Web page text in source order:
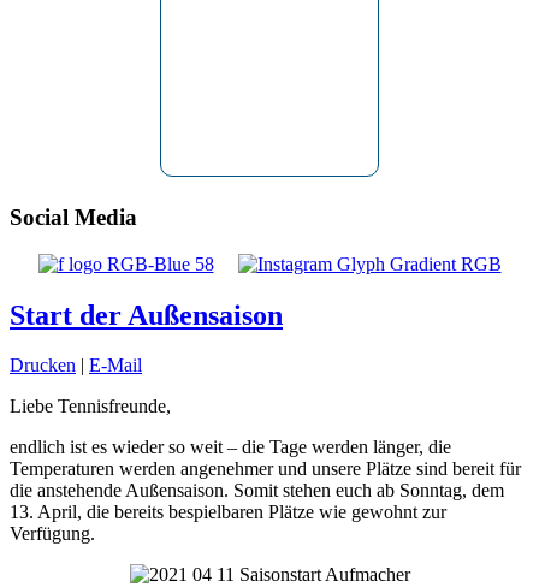
Social Media
Start der Außensaison
Drucken
E-Mail
Liebe Tennisfreunde,
endlich ist es wieder so weit – die Tage werden länger, die
Temperaturen werden angenehmer und unsere Plätze sind bereit für
die anstehende Außensaison. Somit stehen euch ab Sonntag, dem
13. April, die bereits bespielbaren Plätze wie gewohnt zur
Verfügung.